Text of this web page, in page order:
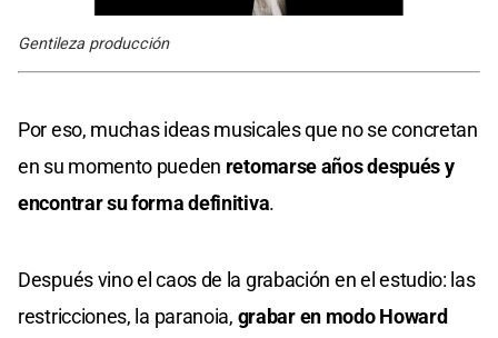
Gentileza producción
Por eso, muchas ideas musicales que no se concretan
en su momento pueden retomarse años después y
encontrar su forma definitiva.
Después vino el caos de la grabación en el estudio: las
restricciones, la paranoia, grabar en modo Howard